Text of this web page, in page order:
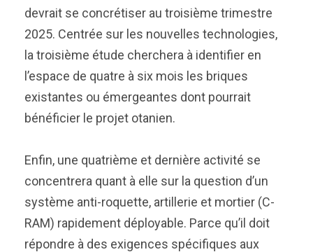
devrait se concrétiser au troisième trimestre
2025. Centrée sur les nouvelles technologies,
la troisième étude cherchera à identifier en
l’espace de quatre à six mois les briques
existantes ou émergeantes dont pourrait
bénéficier le projet otanien.
Enfin, une quatrième et dernière activité se
concentrera quant à elle sur la question d’un
système anti-roquette, artillerie et mortier (C-
RAM) rapidement déployable. Parce qu’il doit
répondre à des exigences spécifiques aux